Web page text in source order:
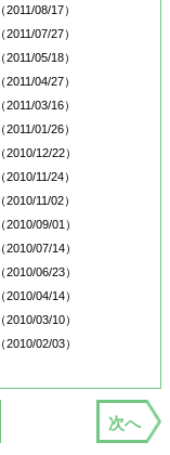
（2011/08/17）
（2011/07/27）
（2011/05/18）
（2011/04/27）
（2011/03/16）
（2011/01/26）
（2010/12/22）
（2010/11/24）
（2010/11/02）
（2010/09/01）
（2010/07/14）
（2010/06/23）
（2010/04/14）
（2010/03/10）
（2010/02/03）
次へ